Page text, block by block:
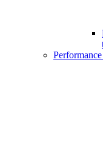
Performance